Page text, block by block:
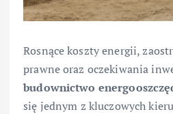
Rosnące koszty energii,
prawne oraz oczekiwania
budownictwo
się jednym z kluczowych